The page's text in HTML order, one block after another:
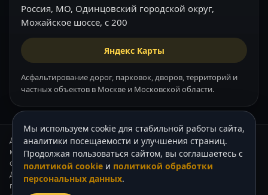
Россия, МО, Одинцовский городской округ,
Можайское шоссе, с 200
Яндекс Карты
Асфальтирование дорог, парковок, дворов, территорий и
частных объектов в Москве и Московской области.
Данный интернет-сайт носит информационный характер и ни при
каких условиях не является публичной офертой, которая
определяется положениями Статьи 437 (2) Гражданского кодекса РФ.
Для получения подробной информации о стоимости наших услуг,
пожалуйста, обращайтесь к нашим менеджерам по телефону +7
Мы используем cookie для стабильной работы сайта,
аналитики посещаемости и улучшения страниц.
Продолжая пользоваться сайтом, вы соглашаетесь с
политикой cookie и политикой обработки
персональных данных.